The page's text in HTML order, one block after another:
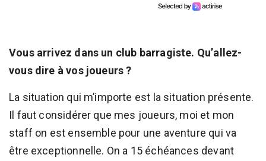
Vous arrivez dans un club barragiste. Qu’allez-
vous dire à vos joueurs ?
La situation qui m’importe est la situation présente.
Il faut considérer que mes joueurs, moi et mon
staff on est ensemble pour une aventure qui va
être exceptionnelle. On a 15 échéances devant